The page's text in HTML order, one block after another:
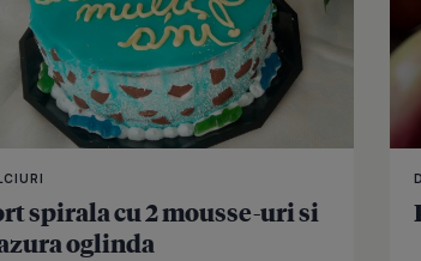
spirala cu 2 mousse-uri si
oglinda